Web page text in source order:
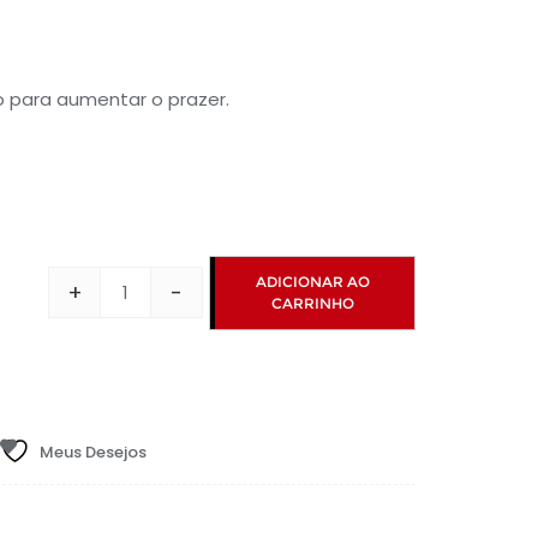
para aumentar o prazer.
+ -
ADICIONAR AO
CARRINHO
Meus Desejos